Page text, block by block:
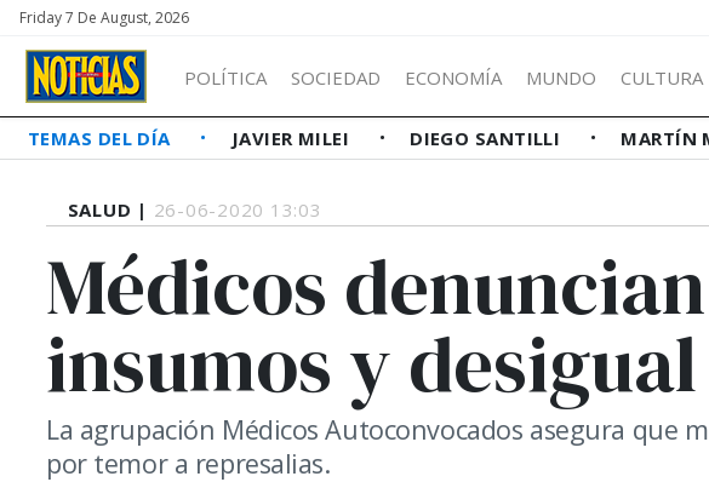
Friday 7 De August, 2026
POLÍTICA SOCIEDAD ECONOMÍA MUNDO CULTURA
TEMAS DEL DÍA JAVIER MILEI DIEGO SANTILLI MARTÍN
SALUD | 26-06-2020 13:03
Médicos
insumos y
La agrupación Médicos Autoconvocados asegura que
por temor a represalias.